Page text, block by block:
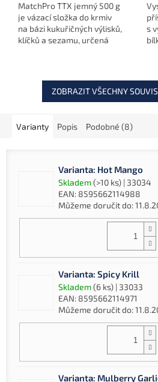
MatchPro TTX jemný 500 g
je vázací složka do krmiv
na bázi kukuřičných výlisků,
klíčků a sezamu, určená
s
ZOBRAZIT VŠECHNY
Varianty Popis Podobné (8)
Varianta: Hot Mango
Skladem(>10 ks) | 33034
EAN: 8595662114988
Můžeme doručit do:
Varianta: Spicy Krill
Skladem(6 ks) | 33033
EAN: 8595662114971
Můžeme doručit do:
Varianta: Mulberry